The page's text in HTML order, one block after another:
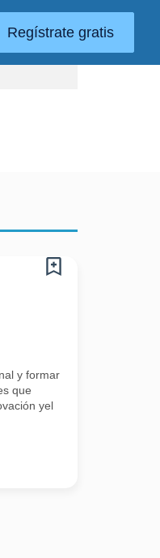
Regístrate gratis
y formar
que
yel